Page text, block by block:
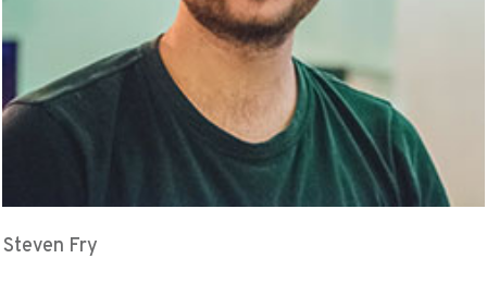
Steven Fry